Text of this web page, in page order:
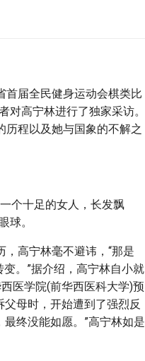
首届全民健身运动会棋类比
高宁林进行了独家采访。
历程以及她与国象的不解之
个十足的女人，长发飘
球。
高宁林毫不避讳，“那是
。”据介绍，高宁林自小就
医学院(前华西医科大学)预
母时，开始遭到了强烈反
终没能如愿。”高宁林如是